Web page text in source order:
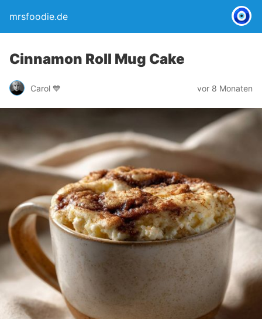
mrsfoodie.de
Cinnamon Roll Mug Cake
Carol 💙 vor 8 Monaten